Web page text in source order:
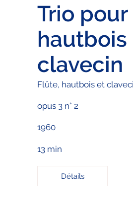
Trio
hautbois
clavecin
Flûte, hautbois et
opus 3 n° 2
1960
13 min
Détails